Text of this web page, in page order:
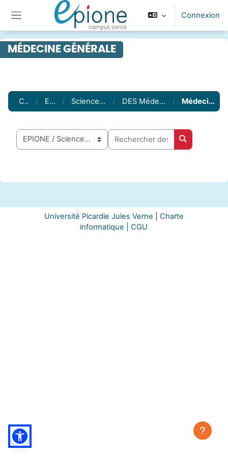
Passer au contenu principal
Panneau latéral
Connexion
MÉDECINE GÉNÉRALE
Cours EPIONE Sciences médicales DES Médecine générale Médecine générale
Catégories de cours
Rechercher des cours
Rechercher
Université Picardie Jules Verne
Charte
informatique |
CGU